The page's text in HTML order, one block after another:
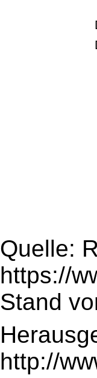
Quelle:
https://
Stand
http://